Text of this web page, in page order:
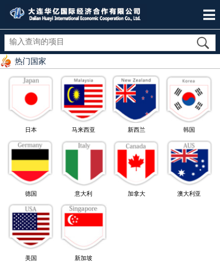
热门国家
日本 马来西亚 新西兰 韩国
德国 意大利 加拿大 澳大利亚
美国 新加坡